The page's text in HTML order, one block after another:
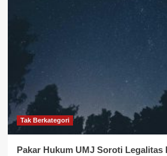
Tak Berkategori
Pakar Hukum UMJ Soroti Legalitas